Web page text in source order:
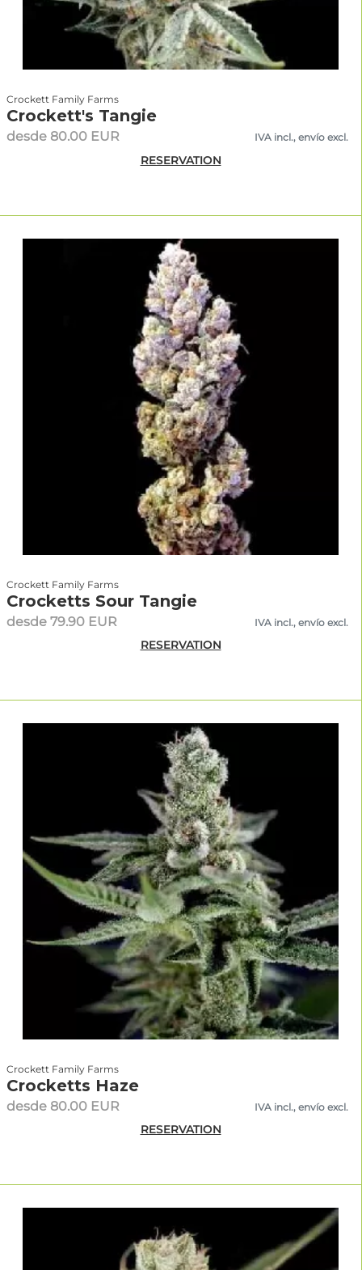
Crockett Family Farms
Crockett's Tangie
desde 80.00 EUR IVA incl., envío excl.
RESERVATION
Crockett Family Farms
Crocketts Sour Tangie
desde 79.90 EUR IVA incl., envío excl.
RESERVATION
Crockett Family Farms
Crocketts Haze
desde 80.00 EUR IVA incl., envío excl.
RESERVATION